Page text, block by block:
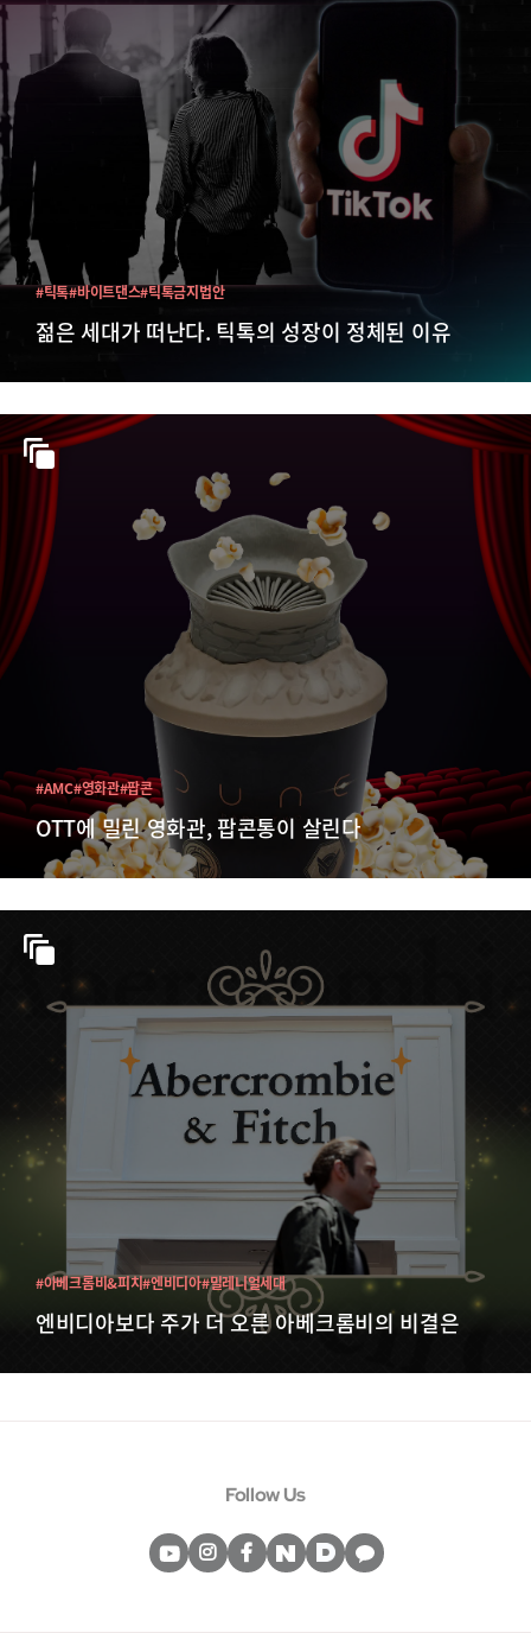
젊은 세대가 떠난다. 틱톡의 성장이 정체된 이유
#틱톡#바이트댄스#틱톡금지법안
OTT에 밀린 영화관, 팝콘통이 살린다
#AMC#영화관#팝콘
엔비디아보다 주가 더 오른 아베크롬비의 비결은
#아베크롬비&피치#엔비디아#밀레니얼세대
Follow Us